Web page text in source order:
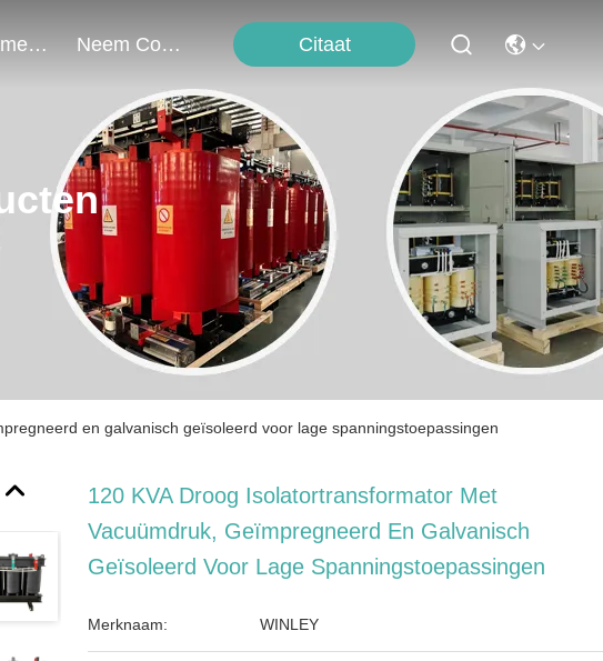
Evenementen Neem Contact Met Ons Op Citaat
en galvanisch geïsoleerd voor lage spanningstoepassingen
120 KVA Droog Isolatortransformator Met
Vacuümdruk, Geïmpregneerd En Galvanisch
Geïsoleerd Voor Lage Spanningstoepassingen
Merknaam: WINLEY